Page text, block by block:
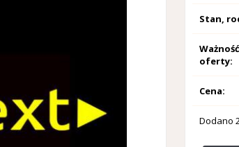
Stan,
Ważność
oferty:
Cena:
Dodano